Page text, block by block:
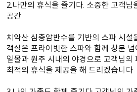
2.나만의 휴식을 즐기다. 소중한 고객님
공간
치악산 심층암반수를 기반의 스파 시설
객실은 프라이빗한 스파와 함께 창문
일몰과 원주 시내의 야경으로 고객님의
최적의 휴식을 제공을 해 드리겠습니다